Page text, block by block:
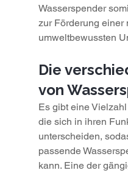
Wasserspender
zur Förderung einer
umweltbewussten
Die
von
Es gibt eine
die sich in ihren
unterscheiden,
passende
kann. Eine der